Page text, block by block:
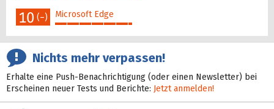
10 (–) Microsoft Edge
Nichts mehr verpassen!
Erhalte eine Push-Benachrichtigung (oder einen Newsletter) bei
Erscheinen neuer Tests und Berichte: Jetzt anmelden!